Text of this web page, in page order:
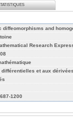
diffeomorphisms and
Research
différentielles et aux
1200